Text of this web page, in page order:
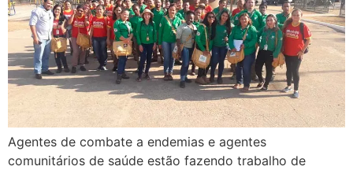
Agentes de combate a endemias e agentes
comunitários de saúde estão fazendo trabalho de